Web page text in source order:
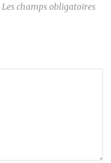
Les champs obligatoires